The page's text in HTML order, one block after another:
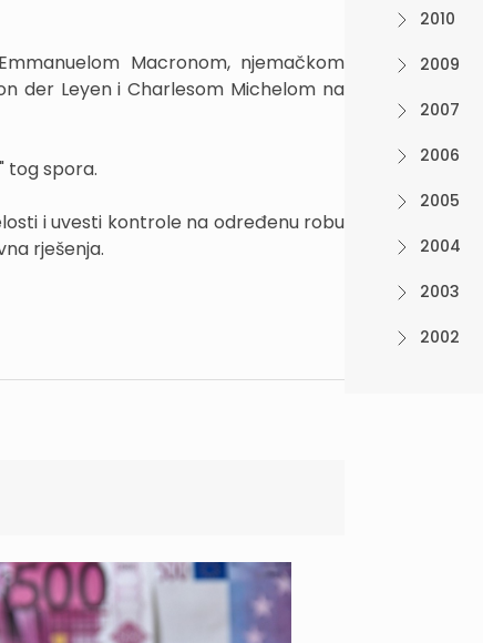
Macronom, njemačkom
der Leyen i Charlesom Michelom na
tog spora.
i uvesti kontrole na određenu robu
rješenja.
2010
2009
2007
2006
2005
2004
2003
2002